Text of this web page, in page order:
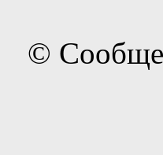
©